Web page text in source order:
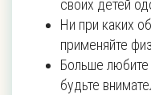
своих детей
Ни при каких
применяйте
Больше
будьте